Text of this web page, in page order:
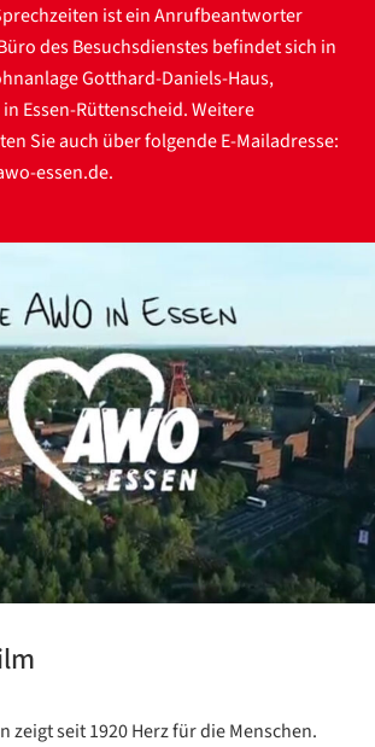
ist ein Anrufbeantworter
des Besuchsdienstes befindet sich in
Gotthard-Daniels-Haus,
Essen-Rüttenscheid. Weitere
Sie auch über folgende E-Mailadresse:
essen.de.
zeigt seit 1920 Herz für die Menschen.